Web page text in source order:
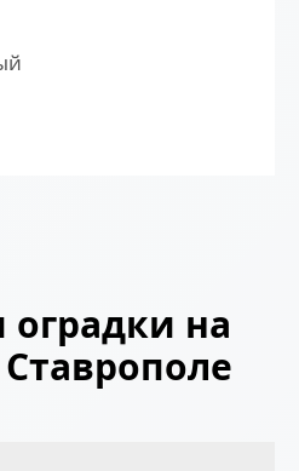
на